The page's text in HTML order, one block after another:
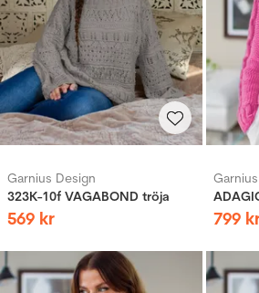
Garnius Design
323K-10f VAGABOND tröja
569 kr 799